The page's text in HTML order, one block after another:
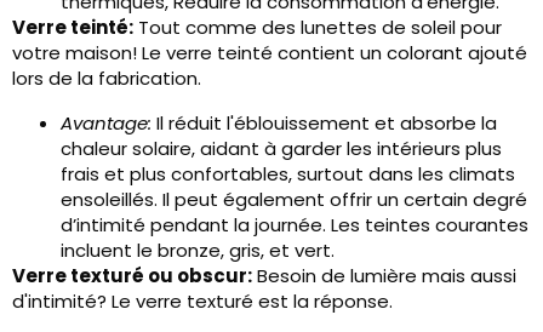
Verre teinté: Tout comme des lunettes de soleil pour
votre maison! Le verre teinté contient un colorant ajouté
lors de la fabrication.
Avantage: Il réduit l'éblouissement et absorbe la
chaleur solaire, aidant à garder les intérieurs plus
frais et plus confortables, surtout dans les climats
ensoleillés. Il peut également offrir un certain degré
d’intimité pendant la journée. Les teintes courantes
incluent le bronze, gris, et vert.
Verre texturé ou obscur:Besoin de lumière mais aussi
d'intimité? Le verre texturé est la réponse.